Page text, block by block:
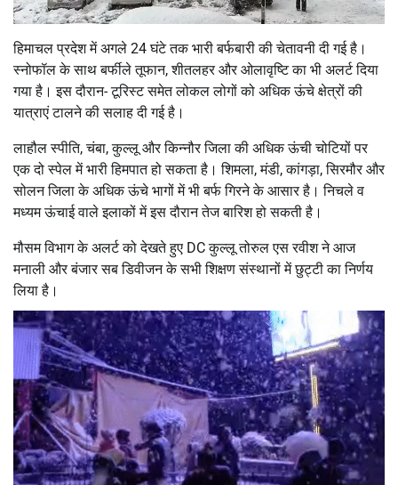
हिमाचल प्रदेश में अगले 24 घंटे तक भारी बर्फबारी की चेतावनी दी गई है।
स्नोफॉल के साथ बर्फीले तूफान, शीतलहर और ओलावृष्टि का भी अलर्ट दिया
गया है। इस दौरान- टूरिस्ट समेत लोकल लोगों को अधिक ऊंचे क्षेत्रों की
यात्राएं टालने की सलाह दी गई है।
लाहौल स्पीति, चंबा, कुल्लू और किन्नौर जिला की अधिक ऊंची चोटियों पर
एक दो स्पेल में भारी हिमपात हो सकता है। शिमला, मंडी, कांगड़ा, सिरमौर और
सोलन जिला के अधिक ऊंचे भागों में भी बर्फ गिरने के आसार है। निचले व
मध्यम ऊंचाई वाले इलाकों में इस दौरान तेज बारिश हो सकती है।
मौसम विभाग के अलर्ट को देखते हुए DC कुल्लू तोरुल एस रवीश ने आज
मनाली और बंजार सब डिवीजन के सभी शिक्षण संस्थानों में छुट्टी का निर्णय
लिया है।